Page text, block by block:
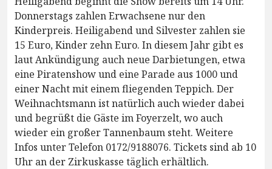
Donnerstags zahlen Erwachsene nur den
Kinderpreis. Heiligabend und Silvester zahlen sie
15 Euro, Kinder zehn Euro. In diesem Jahr gibt es
laut Ankündigung auch neue Darbietungen, etwa
eine Piratenshow und eine Parade aus 1000 und
einer Nacht mit einem fliegenden Teppich. Der
Weihnachtsmann ist natürlich auch wieder dabei
und begrüßt die Gäste im Foyerzelt, wo auch
wieder ein großer Tannenbaum steht. Weitere
Infos unter Telefon 0172/9188076. Tickets sind ab 10
Uhr an der Zirkuskasse täglich erhältlich.